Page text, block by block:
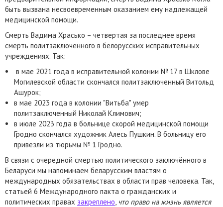
быть вызвана несвоевременным оказанием ему надлежащей
медицинской помощи.
Смерть Вадима Храсько – четвертая за последнее время
смерть политзаключенного в белорусских исправительных
учреждениях. Так:
в мае 2021 года в исправительной колонии № 17 в Шклове
Могилевской области скончался политзаключенный Витольд
Ашурок;
в мае 2023 года в колонии "Витьба" умер
политзаключенный Николай Климович;
в июле 2023 года в больнице скорой медицинской помощи
Гродно скончался художник Алесь Пушкин. В больницу его
привезли из тюрьмы № 1 Гродно.
В связи с очередной смертью политического заключённого в
Беларуси мы напоминаем беларусским властям о
международных обязательствах в области прав человека. Так,
статьей 6 Международного пакта о гражданских и
политических правах закреплено, что право на жизнь является